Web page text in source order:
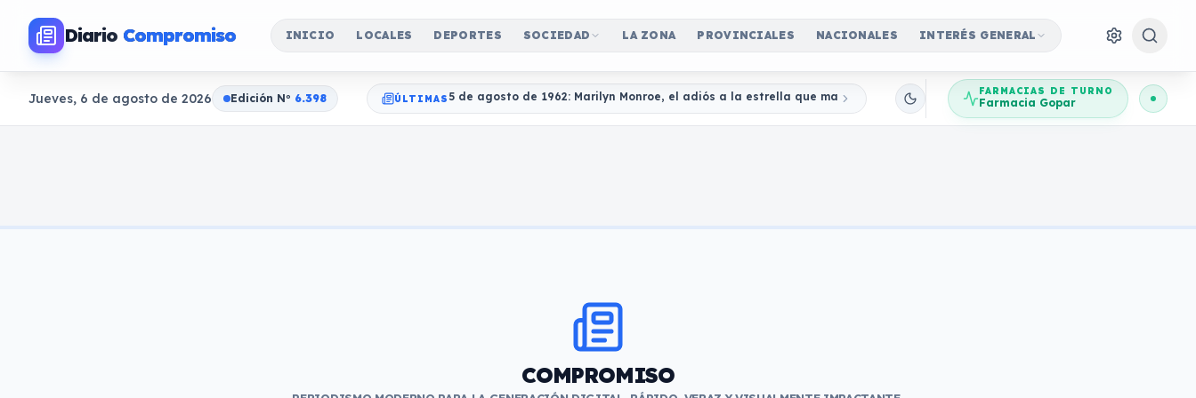
Diario Compromiso INICIO LOCALES DEPORTES SOCIEDAD LA ZONA PROVINCIALES NACIONALES INTERÉS GENERAL
Jueves, 6 de agosto de 2026 Edición No 6.398 ÚLTIMAS 5 de agosto de 1962: Marilyn Monroe, el adiós a la estrella que marcó para siempre la historia de Hollywood
FARMACIAS DE TURNO
Farmacia Gopar
COMPROMISO